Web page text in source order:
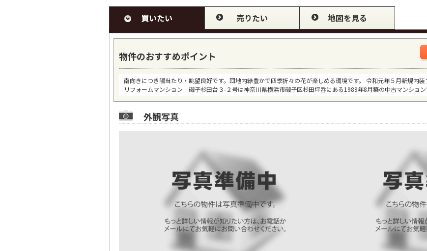
買いたい 売りたい 地図を見る
物件のおすすめポイント
南向きにつき陽当たり・眺望良好です。団地内緑豊かで四季折々の花が楽しめる環境です。 令和元年５月新規内
リフォームマンション 磯子杉田台３-２号は神奈川県横浜市磯子区杉田坪呑にある1989年8月築の中古マンション
外観写真